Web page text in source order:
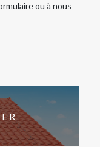
ou à nous